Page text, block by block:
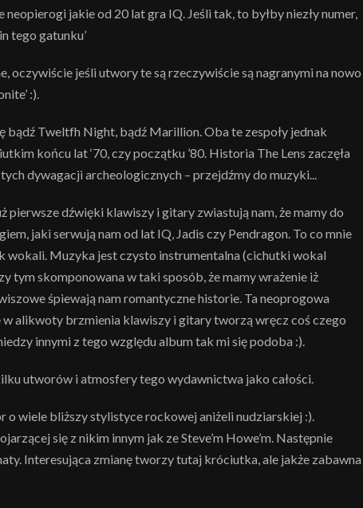
neopierogi jakie od 20 lat gra IQ. Jeśli tak, to byłby niezły numer,
tego gatunku’
oczywiście jeśli utwory te są rzeczywiście są nagranymi na nowo
:).
Tweltfh Night, bądź Marillion. Oba te zespoły jednak
końcu lat ‘70, czy początku ’80. Historia The Lens zaczęła
dywagacji archeologicznych – przejdźmy do muzyki...
pierwsze dźwięki klawiszy i gitary zwiastują nam, że mamy do
jaki serwują nam od lat IQ, Jadis czy Pendragon. To co mnie
wokali. Muzyka jest czysto instrumentalna (cichutki wokal
tym skomponowana w taki sposób, że mamy wrażenie iż
śpiewają nam romantyczne historie. Ta neoprogowa
alikwoty brzmienia klawiszy i gitary tworzą wręcz coś czego
innymi z tego względu album tak mi się podoba :).
utworów i atmosfery tego wydawnictwa jako całości.
o wiele bliższy stylistyce rockowej aniżeli nudziarskiej :).
się z nikim innym jak ze Steve’m Howe’m. Następnie
Interesująca zmianę tworzy tutaj króciutka, ale jakże zabawna